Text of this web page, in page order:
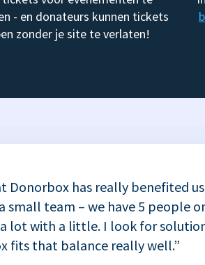
- en donateurs kunnen tickets
zonder je site te verlaten!
Donorbox has really benefited
a small team – we have 5 people
lot with a little. I look for
fits that balance really well.”